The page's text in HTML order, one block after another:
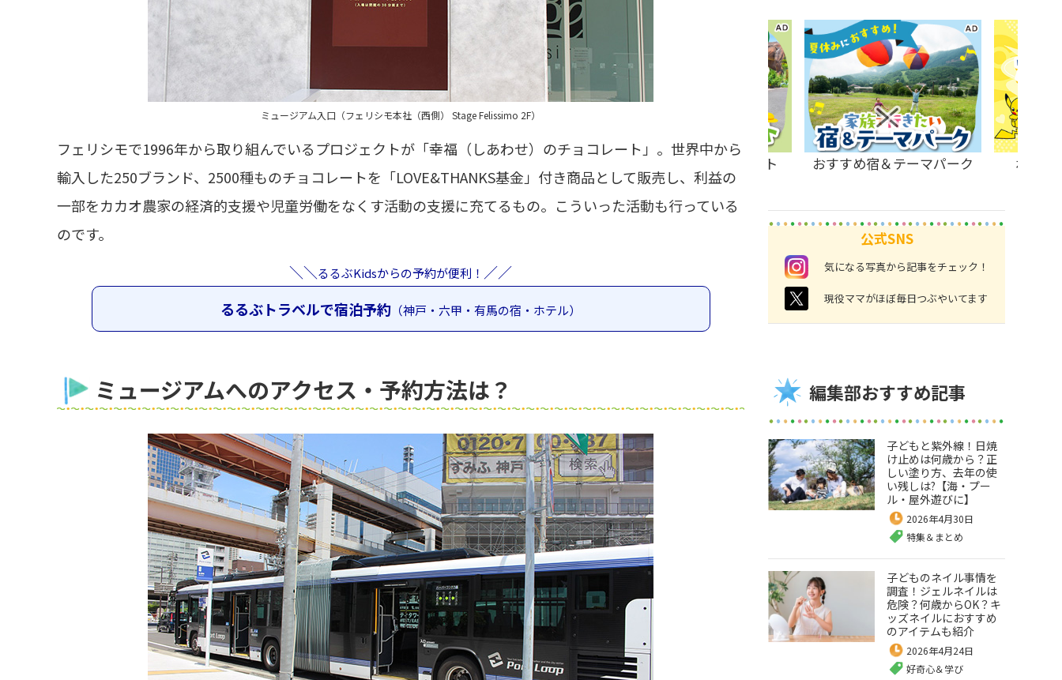
ミュージアム入口（フェリシモ本社（西側） Stage Felissimo 2F）
フェリシモで1996年から取り組んでいるプロジェクトが「幸福（しあわせ）のチョコレート」。世界中から
輸入した250ブランド、2500種ものチョコレートを「LOVE&THANKS基金」付き商品として販売し、利益の
一部をカカオ農家の経済的支援や児童労働をなくす活動の支援に充てるもの。こういった活動も行っている
のです。
＼＼るるぶKidsからの予約が便利！ ／／
るるぶトラベルで宿泊予約 （神戸・六甲・有馬の宿・ホテル）
ミュージアムへのアクセス・予約方法は？
伊豆＆小田原のスポット おすすめ宿＆テーマパーク ポケモ
公式SNS
instagram 気になる写真から記事をチェック！
twitter 現役ママがほぼ毎日つぶやいてます
編集部おすすめ記事
子どもと紫外線！日焼
け止めは何歳から？正
しい塗り方、去年の使
い残しは?【海・プー
ル・屋外遊びに】
2026年4月30日
特集＆まとめ
子どものネイル事情を
調査！ジェルネイルは
危険？何歳からOK？キ
ッズネイルにおすすめ
のアイテムも紹介
2026年4月24日
好奇心＆学び